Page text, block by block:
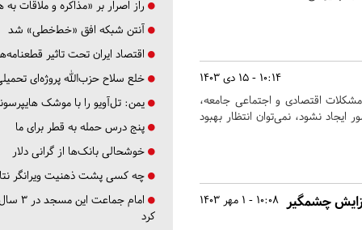
10:14 - 15 دی 1403
اقتصادی و اجتماعی جامعه،
نشود، نمی‌توان انتظار بهبود
10:08 - 1 مهر 1403
چشمگیر
راز اصرار بر «مذاکره و
آنتن شبکه افق «خط‌خطی» شد
اقتصاد ایران تحت تاثیر
خلع سلاح حزب‌الله پروژه‌ای
یمن: تل‌آویو را با موشک
پنج درس‌ حمله به قطر برای ما
خوشحالی بانک‌ها از گرانی دلار
چه کسی پشت ذهنیت ویرانگر
کرد